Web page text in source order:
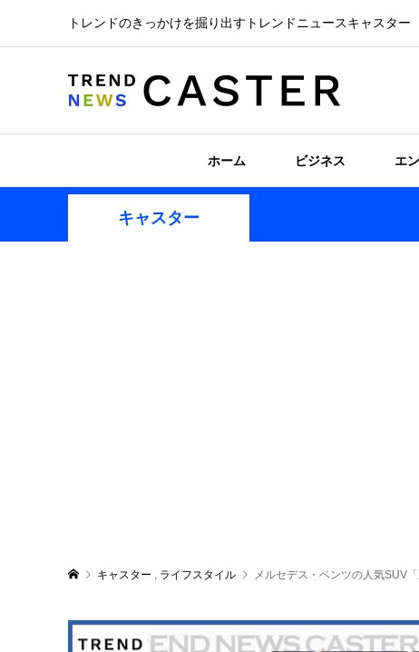
トレンドのきっかけを掘り出すトレンドニュースキャスター
ホーム ビジネス エ
キャスター
キャスター , ライフスタイル メルセデス・ベンツの人気SUV